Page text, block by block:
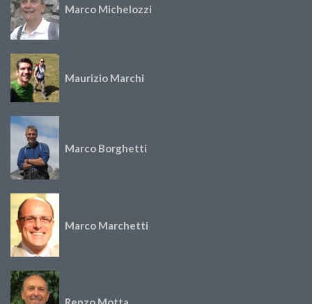
Marco Michelozzi
Maurizio Marchi
Marco Borghetti
Marco Marchetti